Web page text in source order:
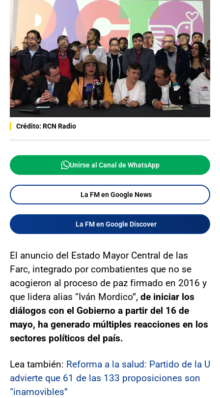
Crédito: RCN Radio
Unirse al Canal de WhatsApp
La FM en Google News
La FM en Google Discover
El anuncio del Estado Mayor Central de las
Farc, integrado por combatientes que no se
acogieron al proceso de paz firmado en 2016 y
que lidera alias “Iván Mordico”, de iniciar los
diálogos con el Gobierno a partir del 16 de
mayo, ha generado múltiples reacciones en los
sectores políticos del país.
Lea también: Reforma a la salud: Partido de la U
advierte que 61 de las 133 proposiciones son
“inamovibles”